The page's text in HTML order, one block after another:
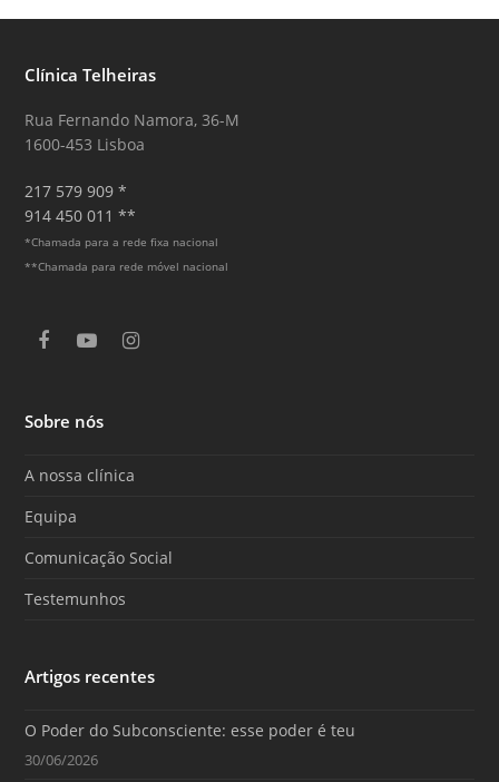
Clínica Telheiras
Rua Fernando Namora, 36-M
1600-453 Lisboa
217 579 909 *
914 450 011 **
*Chamada para a rede fixa nacional
**Chamada para rede móvel nacional
F
e
b
o
Y
T
u
e
I
r
Sobre nós
A nossa clínica
Equipa
Comunicação Social
Testemunhos
Artigos recentes
O Poder do Subconsciente: esse poder é teu
30/06/2026